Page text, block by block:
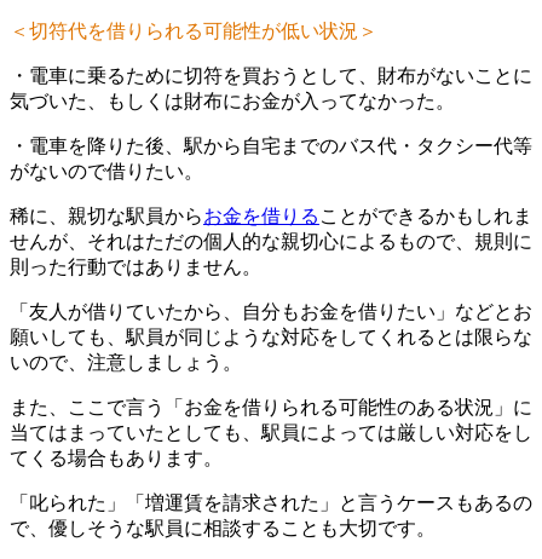
＜切符代を借りられる可能性が低い状況＞
・電車に乗るために切符を買おうとして、財布がないことに
気づいた、もしくは財布にお金が入ってなかった。
・電車を降りた後、駅から自宅までのバス代・タクシー代等
がないので借りたい。
稀に、親切な駅員からお金を借りる ことができるかもしれま
せんが、それはただの個人的な親切心によるもので、規則に
則った行動ではありません。
「友人が借りていたから、自分もお金を借りたい」などとお
願いしても、駅員が同じような対応をしてくれるとは限らな
いので、注意しましょう。
また、ここで言う「お金を借りられる可能性のある状況」に
当てはまっていたとしても、駅員によっては厳しい対応をし
てくる場合もあります。
「叱られた」「増運賃を請求された」と言うケースもあるの
で、優しそうな駅員に相談することも大切です。